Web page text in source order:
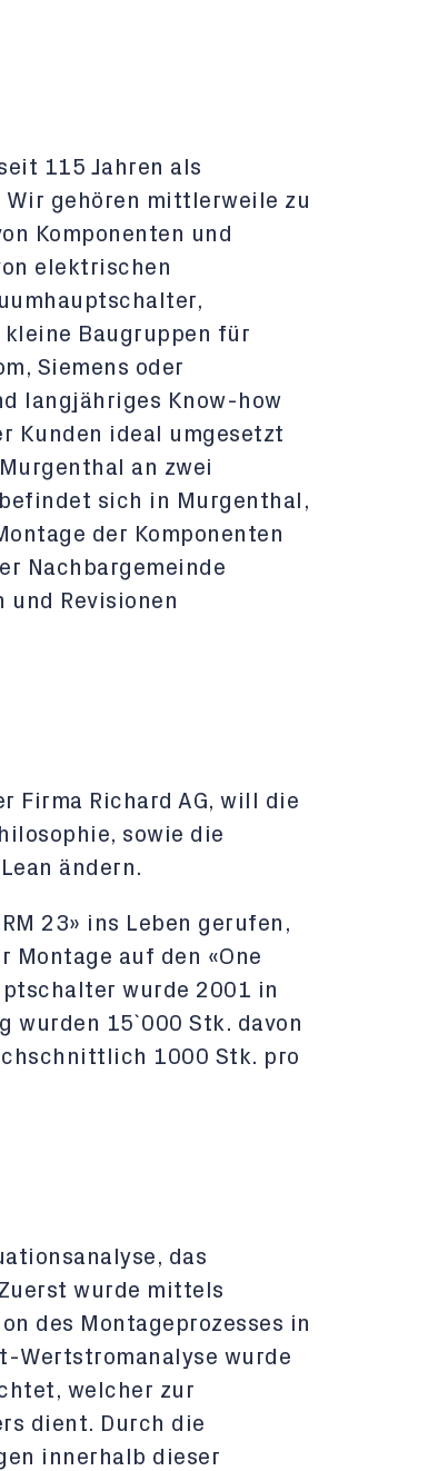
115 Jahren als
gehören mittlerweile zu
Komponenten und
elektrischen
kleine Baugruppen für
Siemens oder
langjähriges Know-how
Kunden ideal umgesetzt
an zwei
sich in Murgenthal,
der Komponenten
Nachbargemeinde
und Revisionen
Firma Richard AG, will die
sowie die
ändern.
23» ins Leben gerufen,
Montage auf den «One
wurde 2001 in
wurden 15`000 Stk. davon
1000 Stk. pro
das
wurde mittels
des Montageprozesses in
Wertstromanalyse wurde
welcher zur
dient. Durch die
innerhalb dieser